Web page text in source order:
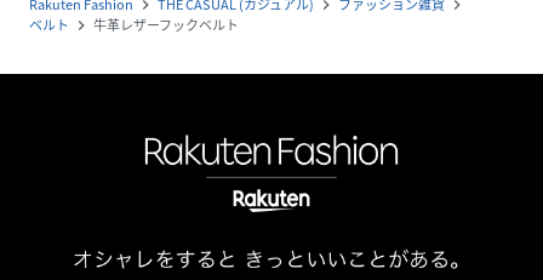
Rakuten Fashion navigate_next THE CASUAL (カジュアル) navigate_next ファッション雑貨 navigate_next
ベルト navigate_next 牛革レザーフックベルト